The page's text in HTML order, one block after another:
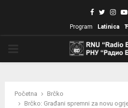
Facebook
Twitter
Program Latinica
Početna
Brčko
Brčko: Građani spremni za novu